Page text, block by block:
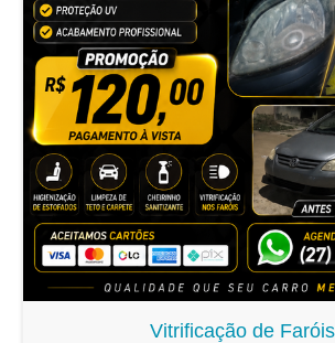
Vitrificação de Faróis